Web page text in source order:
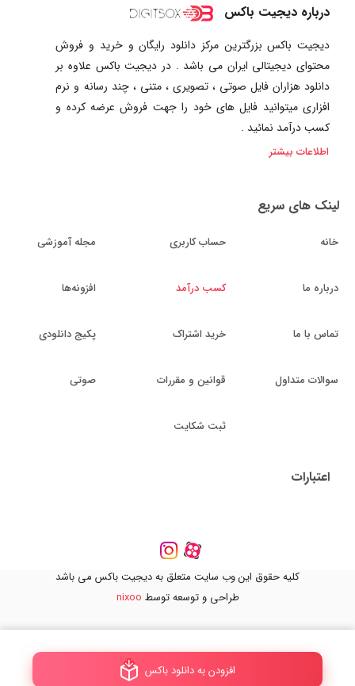
افزودن به دانلود باکس
درباره دیجیت باکس
دیجیت باکس بزرگترین مرکز دانلود رایگان و خرید و فروش
محتوای دیجیتالی ایران می باشد . در دیجیت باکس علاوه بر
دانلود هزاران فایل صوتی ، تصویری ، متنی ، چند رسانه و نرم
افزاری میتوانید فایل های خود را جهت فروش عرضه کرده و
کسب درآمد نمائید .
اطلاعات بیشتر
لینک های سریع
خانه
درباره ما
تماس با ما
سوالات متداول
حساب کاربری
کسب درآمد
خرید اشتراک
قوانین و مقررات
ثبت شکایت
مجله آموزشی
افزونه‌ها
پکیج دانلودی
صوتی
اعتبارات
کلیه حقوق این وب سایت متعلق به دیجیت باکس می باشد
طراحی و توسعه توسط nixoo